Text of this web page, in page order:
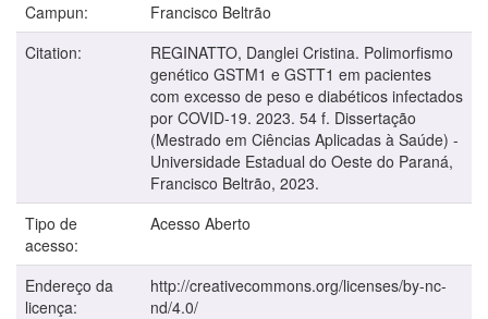
Campun:
Francisco Beltrão
Citation:
REGINATTO, Danglei Cristina. Polimorfismo
genético GSTM1 e GSTT1 em pacientes
com excesso de peso e diabéticos infectados
por COVID-19. 2023. 54 f. Dissertação
(Mestrado em Ciências Aplicadas à Saúde) -
Universidade Estadual do Oeste do Paraná,
Francisco Beltrão, 2023.
Tipo de
acesso:
Acesso Aberto
Endereço da
licença:
http://creativecommons.org/licenses/by-nc-
nd/4.0/